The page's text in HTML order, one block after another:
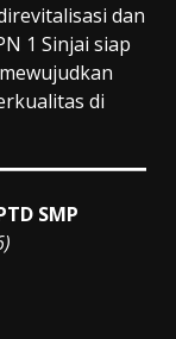
dan
1 Sinjai siap
di
SMP